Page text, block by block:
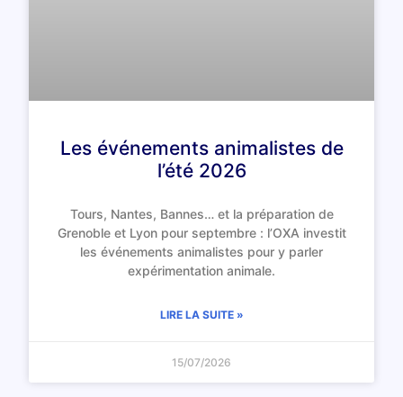
Les événements animalistes de
l’été 2026
Tours, Nantes, Bannes… et la préparation de
Grenoble et Lyon pour septembre : l’OXA investit
les événements animalistes pour y parler
expérimentation animale.
LIRE LA SUITE »
15/07/2026